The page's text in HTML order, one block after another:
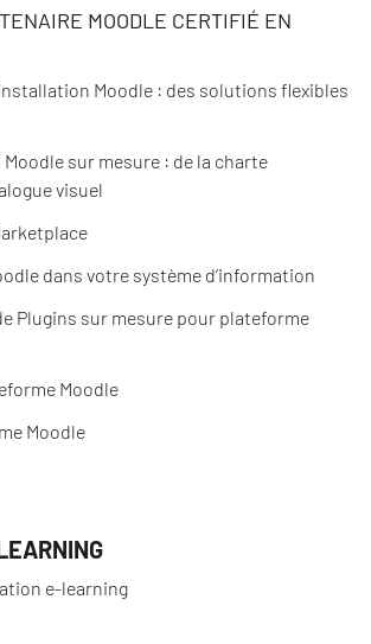
MOODLE CERTIFIÉ EN
Moodle : des solutions flexibles
sur mesure : de la charte
visuel
dans votre système d’information
Plugins sur mesure pour plateforme
Moodle
Moodle
e-learning